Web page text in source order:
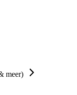
meer)